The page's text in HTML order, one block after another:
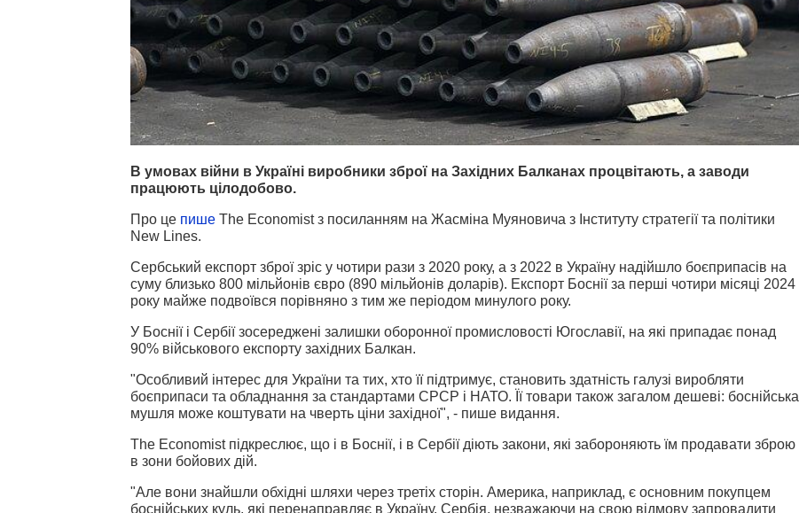
В умовах війни в Україні виробники зброї на Західних Балканах процвітають, а заводи
працюють цілодобово.
Про це пише The Economist з посиланням на Жасміна Муяновича з Інституту стратегії та політики
New Lines.
Сербський експорт зброї зріс у чотири рази з 2020 року, а з 2022 в Україну надійшло боєприпасів на
суму близько 800 мільйонів євро (890 мільйонів доларів). Експорт Боснії за перші чотири місяці 2024
року майже подвоївся порівняно з тим же періодом минулого року.
У Боснії і Сербії зосереджені залишки оборонної промисловості Югославії, на які припадає понад
90% військового експорту західних Балкан.
"Особливий інтерес для України та тих, хто її підтримує, становить здатність галузі виробляти
боєприпаси та обладнання за стандартами СРСР і НАТО. Її товари також загалом дешеві: боснійська
мушля може коштувати на чверть ціни західної", - пише видання.
The Economist підкреслює, що і в Боснії, і в Сербії діють закони, які забороняють їм продавати зброю
в зони бойових дій.
"Але вони знайшли обхідні шляхи через третіх сторін. Америка, наприклад, є основним покупцем
боснійських куль, які перенаправляє в Україну. Сербія, незважаючи на свою відмову запровадити